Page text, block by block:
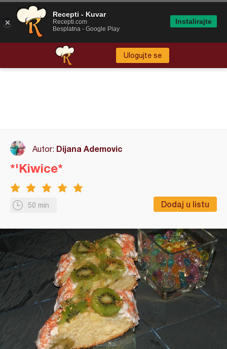
Ulogujte se
Autor: Dijana Ademovic
50 min Dodaj u listu
*'Kiwice*
Recepti - Kuvar
Recepti.com
Besplatna - Google Play
Instalirajte